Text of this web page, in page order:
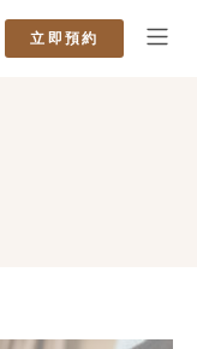
立即預約